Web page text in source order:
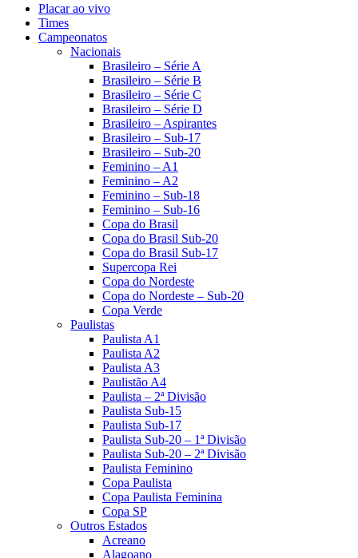
Placar ao vivo
Times
Campeonatos
Nacionais
Brasileiro – Série A
Brasileiro – Série B
Brasileiro – Série C
Brasileiro – Série D
Brasileiro – Aspirantes
Brasileiro – Sub-17
Brasileiro – Sub-20
Feminino – A1
Feminino – A2
Feminino – Sub-18
Feminino – Sub-16
Copa do Brasil
Copa do Brasil Sub-20
Copa do Brasil Sub-17
Supercopa Rei
Copa do Nordeste
Copa do Nordeste – Sub-20
Copa Verde
Paulistas
Paulista A1
Paulista A2
Paulista A3
Paulistão A4
Paulista – 2ª Divisão
Paulista Sub-15
Paulista Sub-17
Paulista Sub-20 – 1ª Divisão
Paulista Sub-20 – 2ª Divisão
Paulista Feminino
Copa Paulista
Copa Paulista Feminina
Copa SP
Outros Estados
Acreano
Alagoano